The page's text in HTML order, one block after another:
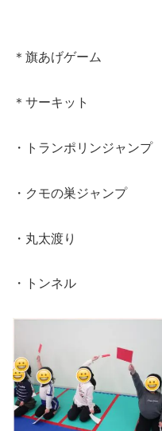
＊旗あげゲーム
＊サーキット
・トランポリンジャンプ
・クモの巣ジャンプ
・丸太渡り
・トンネル